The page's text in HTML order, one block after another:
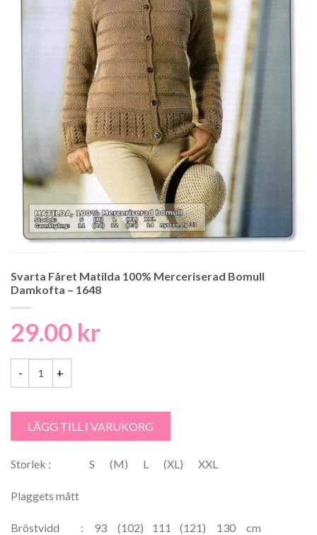
Svarta Fåret Matilda 100% Merceriserad Bomull
Damkofta – 1648
29.00 kr
LÄGG TILL I VARUKORG
Storlek : S (M) L (XL) XXL
Plaggets mått
Bröstvidd : 93 (102) 111 (121) 130 cm